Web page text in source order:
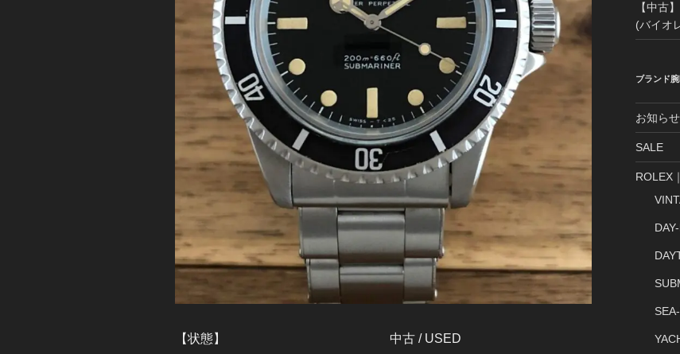
【状態】 中古 / USED
【中古
(バイオ
ブランド
お知らせ
SALE
ROLEX